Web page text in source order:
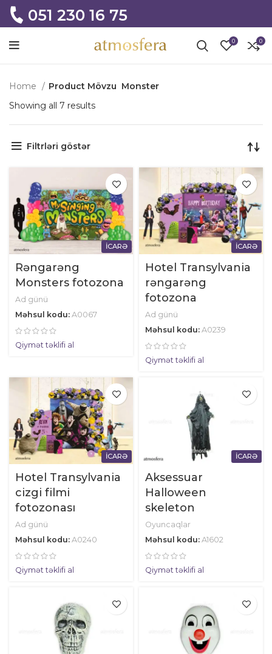
051 230 16 75
0 0
Home Product Mövzu Monster
Showing all 7 results
Filtrləri göstər
İCARƏ
Rəngarəng
Monsters fotozona
Ad günü
Məhsul kodu: A0067
Qiymət təklifi al
İCARƏ
Hotel Transylvania
rəngarəng
fotozona
Ad günü
Məhsul kodu: A0239
Qiymət təklifi al
İCARƏ
Hotel Transylvania
cizgi filmi
fotozonası
Ad günü
Məhsul kodu: A0240
Qiymət təklifi al
İCARƏ
Aksessuar
Halloween
skeleton
Oyuncaqlar
Məhsul kodu: A1602
Qiymət təklifi al